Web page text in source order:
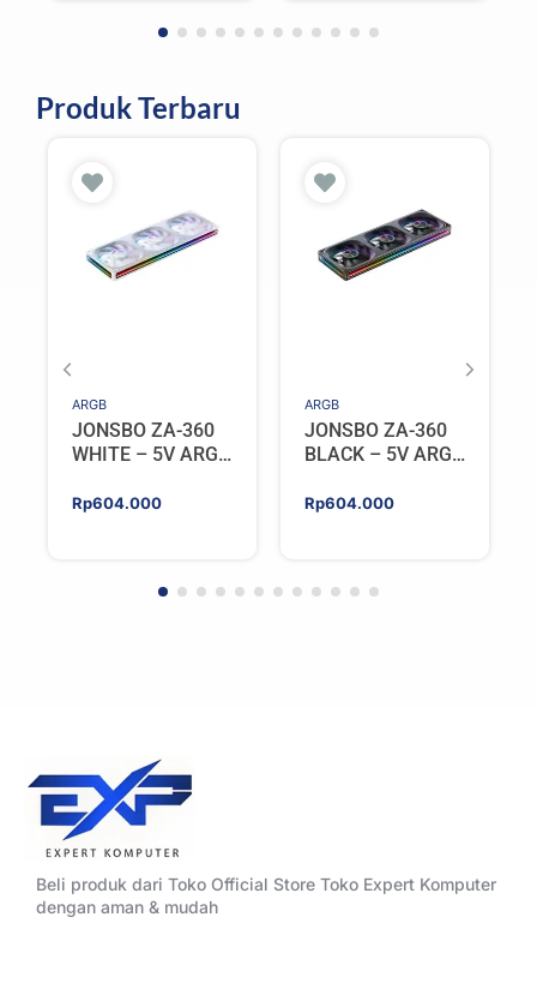
Produk Terbaru
ARGB
JONSBO ZA-360
WHITE – 5V ARGB
Rp604.000
ARGB
JONSBO ZA-360
BLACK – 5V ARGB
Rp604.000
Beli produk dari Toko Official Store Toko Expert Komputer
dengan aman & mudah